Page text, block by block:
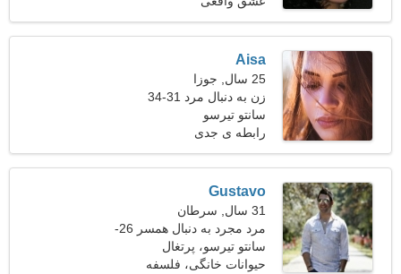
Aisa
25 سال, جوزا
زن به دنبال مرد 31-34
سانتو تیرسو
رابطه ی جدی
Gustavo
31 سال, سرطان
مرد مجرد به دنبال همسر 26-
31
سانتو تیرسو، پرتغال
حیوانات خانگی، فلسفه